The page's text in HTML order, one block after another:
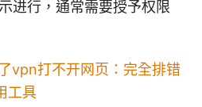
进行，通常需要授予权限
vpn打不开网页：完全排错
工具